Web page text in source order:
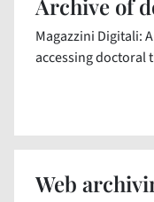
Archive of
Magazzini Digitali:
accessing doctoral
Web